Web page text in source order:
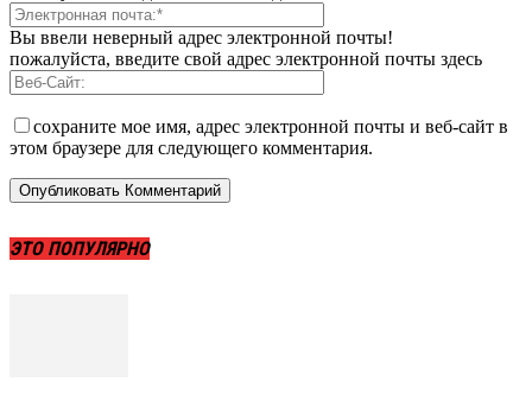
Вы ввели неверный адрес электронной почты!
пожалуйста, введите свой адрес электронной почты здесь
сохраните мое имя, адрес электронной почты и веб-сайт в
этом браузере для следующего комментария.
ЭТО ПОПУЛЯРНО